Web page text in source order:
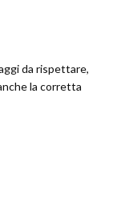
da rispettare,
la corretta